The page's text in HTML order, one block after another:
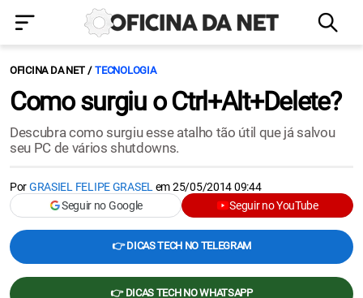
OFICINA DA NET TECNOLOGIA
Como surgiu o Ctrl+Alt+Delete?
Descubra como surgiu esse atalho tão útil que já salvou
seu PC de vários shutdowns.
PorGRASIEL FELIPE GRASEL em25/05/2014 09:44
Seguir no Google
Seguir no YouTube
👉 DICAS TECH NO TELEGRAM
👉 DICAS TECH NO WHATSAPP